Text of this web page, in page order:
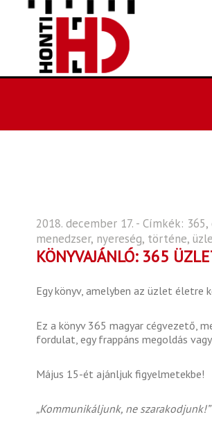
2018. december 17. - Címkék: 365,
menedzser, nyereség, történe,
KÖNYVAJÁNLÓ: 365
Egy könyv, amelyben az üzlet életre
Ez a könyv 365 magyar cégvezető,
fordulat, egy frappáns megoldás
Május 15-ét ajánljuk figyelmetekbe!
„Kommunikáljunk, ne szarakodjunk!”